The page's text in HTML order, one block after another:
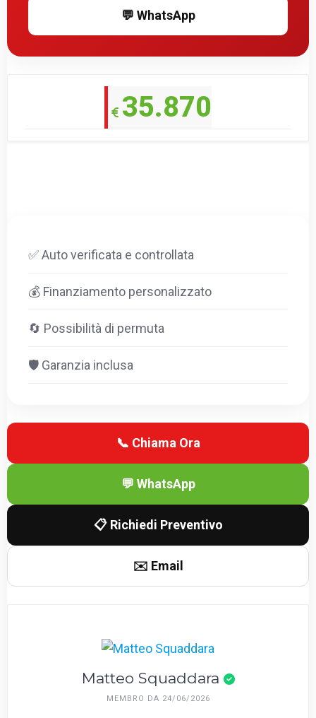
💬 WhatsApp
35.870
✅ Auto verificata e controllata
💰 Finanziamento personalizzato
🔄 Possibilità di permuta
🛡️ Garanzia inclusa
📞 Chiama Ora
💬 WhatsApp
📋 Richiedi Preventivo
✉️ Email
Matteo Squaddara
MEMBRO DA 24/06/2026